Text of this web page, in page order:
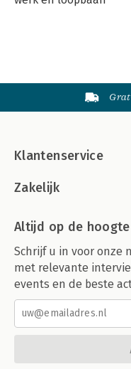
Klantenservice
Zakelijk
Altijd op de hoogte
Schrijf u in voor onze
met relevante
events en de beste